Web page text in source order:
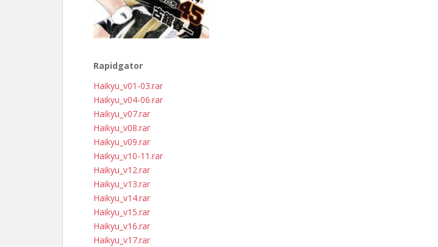
Rapidgator
Haikyu_v01-03.rar
Haikyu_v04-06.rar
Haikyu_v07.rar
Haikyu_v08.rar
Haikyu_v09.rar
Haikyu_v10-11.rar
Haikyu_v12.rar
Haikyu_v13.rar
Haikyu_v14.rar
Haikyu_v15.rar
Haikyu_v16.rar
Haikyu_v17.rar